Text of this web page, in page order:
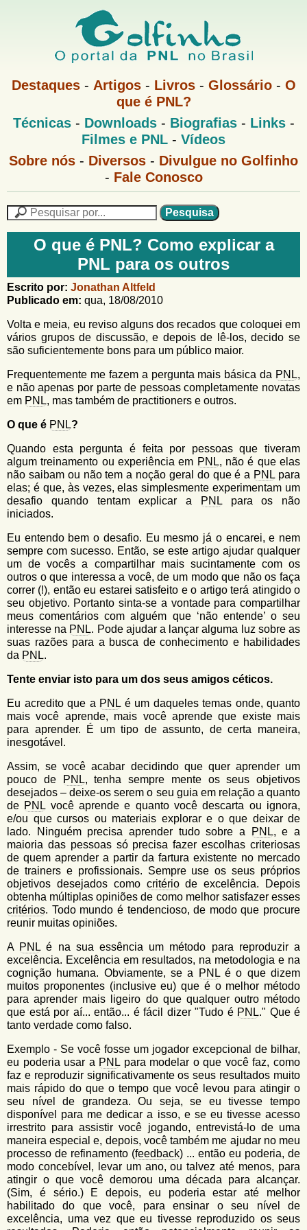
Pular
para
o
principal
G
f
i
n
h
M
u
Destaques- Artigos- Livros- Glossário- O
que é PNL?
M
e
P
Técnicas- Downloads- Biografias- Links-
Filmes e PNL - Vídeos
G
n
e
n
u
Sobre nós - Diversos - Divulgue no Golfinho
- Fale Conosco
F
m
l
á
r
i
d
e
b
u
s
c
a
e
i
s
a
o
G
o
l
f
i
n
h
O que é PNL? Como explicar a
PNL para os outros
Escrito por: Jonathan Altfeld
Publicado em: qua, 18/08/2010
Volta e meia, eu reviso alguns dos recados que coloquei em
vários grupos de discussão, e depois de lê-los, decido se
são suficientemente bons para um público maior.
Frequentemente me fazem a pergunta mais básica da PNL,
e não apenas por parte de pessoas completamente novatas
em PNL, mas também de practitioners e outros.
O que é PNL?
Quando esta pergunta é feita por pessoas que tiveram
algum treinamento ou experiência em PNL, não é que elas
não saibam ou não tem a noção geral do que é a PNL para
elas; é que, às vezes, elas simplesmente experimentam um
desafio quando tentam explicar a
PNLpara os não
iniciados.
Eu entendo bem o desafio. Eu mesmo já o encarei, e nem
sempre com sucesso. Então, se este artigo ajudar qualquer
um de vocês a compartilhar mais sucintamente com os
outros o que interessa a você, de um modo que não os faça
correr (!), então eu estarei satisfeito e o artigo terá atingido o
seu objetivo. Portanto sinta-se a vontade para compartilhar
meus comentários com alguém que ‘não entende’ o seu
interesse na PNL. Pode ajudar a lançar alguma luz sobre as
suas razões para a busca de conhecimento e habilidades
da PNL.
Tente enviar isto para um dos seus amigos céticos.
Eu acredito que a PNL é um daqueles temas onde, quanto
mais você aprende, mais você aprende que existe mais
para aprender. É um tipo de assunto, de certa maneira,
inesgotável.
Assim, se você acabar decidindo que quer aprender um
pouco de
PNL, tenha sempre mente os seus objetivos
desejados – deixe-os serem o seu guia em relação a quanto
de PNL você aprende e quanto você descarta ou ignora,
e/ou que cursos ou materiais explorar e o que deixar de
lado. Ninguém precisa aprender tudo sobre a
PNL, e a
maioria das pessoas só precisa fazer escolhas criteriosas
de quem aprender a partir da fartura existente no mercado
de trainers e profissionais. Sempre use os seus próprios
objetivos desejados como critériode excelência. Depois
obtenha múltiplas opiniões de como melhor satisfazer esses
critérios. Todo mundo é tendencioso, de modo que procure
reunir muitas opiniões.
A PNL é na sua essência um método para reproduzir a
excelência. Excelência em resultados, na metodologia e na
cognição humana. Obviamente, se a
PNLé o que dizem
muitos proponentes (inclusive eu) que é o melhor método
para aprender mais ligeiro do que qualquer outro método
que está por aí... então... é fácil dizer "Tudo é PNL." Que é
tanto verdade como falso.
Exemplo - Se você fosse um jogador excepcional de bilhar,
eu poderia usar a PNL para modelar o que você faz, como
faz e reproduzir significativamente os seus resultados muito
mais rápido do que o tempo que você levou para atingir o
seu nível de grandeza. Ou seja, se eu tivesse tempo
disponível para me dedicar a isso, e se eu tivesse acesso
irrestrito para assistir você jogando, entrevistá-lo de uma
maneira especial e, depois, você também me ajudar no meu
processo de refinamento (feedback) ... então eu poderia, de
modo concebível, levar um ano, ou talvez até menos, para
atingir o que você demorou uma década para alcançar.
(Sim, é sério.) E depois, eu poderia estar até melhor
habilitado do que você, para ensinar o seu nível de
excelência, uma vez que eu tivesse reproduzido os seus